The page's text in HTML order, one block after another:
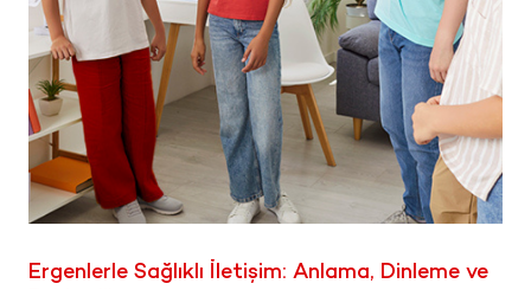
Ergenlerle Sağlıklı İletişim: Anlama, Dinleme ve